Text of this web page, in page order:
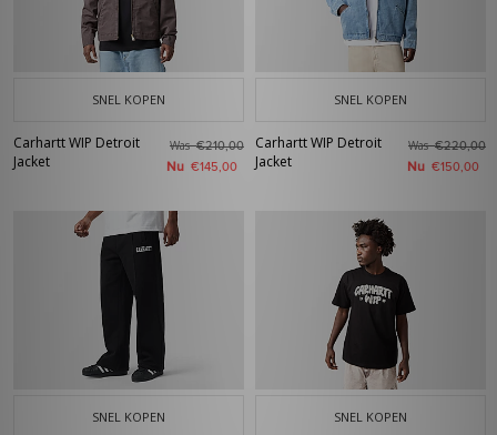
SNEL KOPEN
Carhartt WIP Detroit
Jacket
Was€210,00
Nu €145,00
SNEL KOPEN
Carhartt WIP Detroit
Jacket
Was€220,00
Nu €150,00
SNEL KOPEN SNEL KOPEN